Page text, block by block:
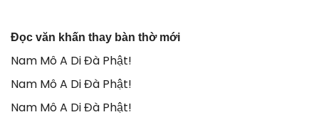
Đọc văn khấn thay bàn thờ mới
Nam Mô A Di Đà Phật!
Nam Mô A Di Đà Phật!
Nam Mô A Di Đà Phật!